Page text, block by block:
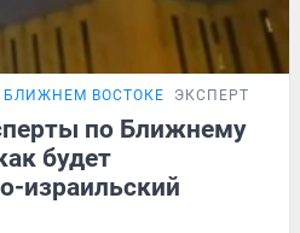
БЛИЖНЕМ ВОСТОКЕ ЭКСПЕРТ
по Ближнему
будет
израильский